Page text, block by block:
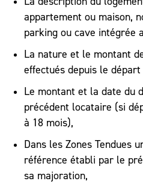
appartement ou maison,
parking ou cave intégrée
La nature et le montant
effectués depuis le
Le montant et la date du
précédent locataire (si
à 18 mois),
Dans les Zones Tendues
référence établi par le
sa majoration,